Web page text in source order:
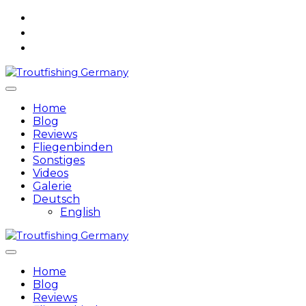
Skip
Home
Blog
Reviews
Fliegenbinden
Sonstiges
Videos
Galerie
Deutsch
English
Home
Blog
Reviews